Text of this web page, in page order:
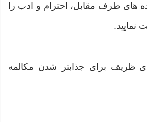
های طرف مقابل، احترام و ادب را
نمایید.
ظریف برای جذابتر شدن مکالمه